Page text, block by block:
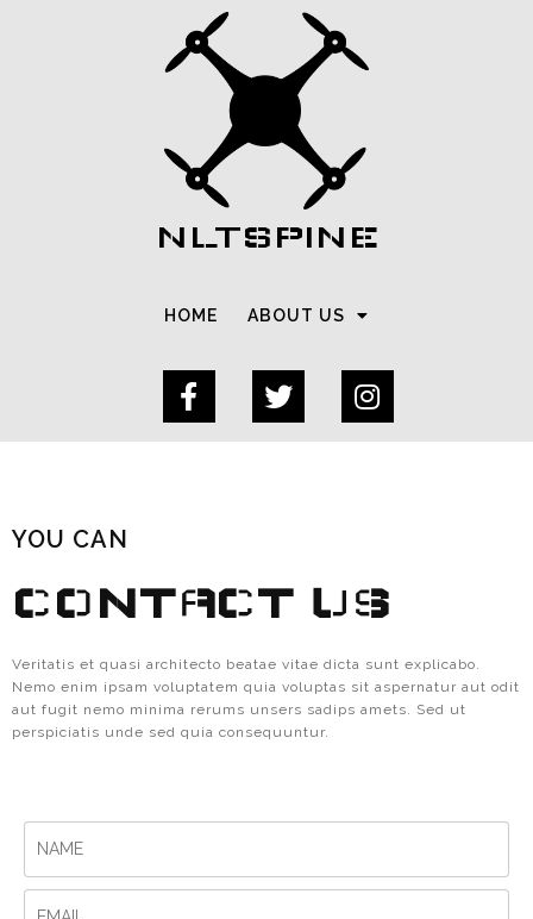
NLTSPINE
HOME ABOUT US
YOU CAN
CONTACT US
Veritatis et quasi architecto beatae vitae dicta sunt explicabo.
Nemo enim ipsam voluptatem quia voluptas sit aspernatur aut odit
aut fugit nemo minima rerums unsers sadips amets. Sed ut
perspiciatis unde sed quia consequuntur.